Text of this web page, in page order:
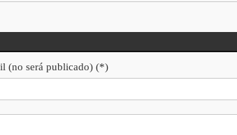
(no será publicado) (*)